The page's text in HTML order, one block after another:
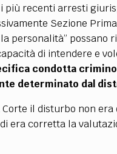
più recenti arresti
Sezione
personalità” possano
di intendere e
condotta
determinato dal
Corte il disturbo non
era corretta la